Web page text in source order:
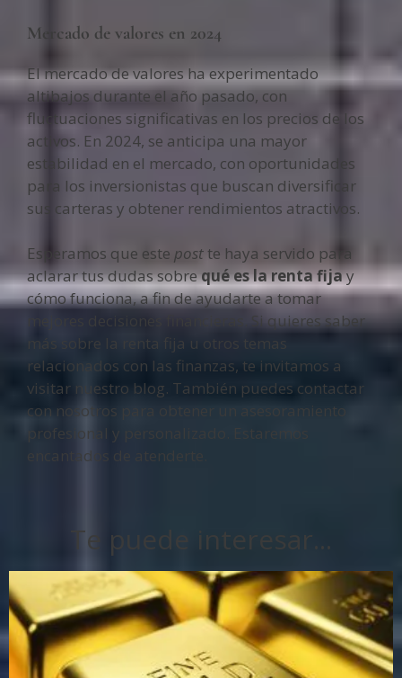
Mercado de valores en 2024
El mercado de valores ha experimentado
altibajos durante el año pasado, con
fluctuaciones significativas en los precios de los
activos. En 2024, se anticipa una mayor
estabilidad en el mercado, con oportunidades
para los inversionistas que buscan diversificar
sus carteras y obtener rendimientos atractivos.
Esperamos que este postte haya servido para
aclarar tus dudas sobrequé es la renta fijay
cómo funciona, a fin de ayudarte a tomar
mejores decisiones financieras. Si quieres saber
más sobre la renta fija u otros temas
relacionados con las finanzas, te invitamos a
visitar nuestro blog. También puedes contactar
con nosotros para obtener un asesoramiento
profesional y personalizado. Estaremos
encantados de atenderte.
Te puede interesar...